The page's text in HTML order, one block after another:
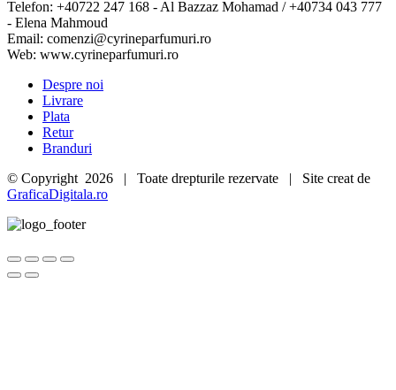
Telefon: +40722 247 168 - Al Bazzaz Mohamad / +40734 043 777
- Elena Mahmoud
Email: comenzi@cyrineparfumuri.ro
Web: www.cyrineparfumuri.ro
Despre noi
Livrare
Plata
Retur
Branduri
© Copyright 2026 | Toate drepturile rezervate | Site creat de
GraficaDigitala.ro